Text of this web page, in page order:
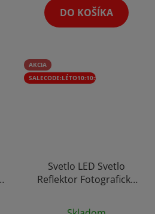
DO KOŠÍKA
AKCIA
SALECODE:LÉTO10:10:%
Svetlo LED Svetlo
Reflektor Fotografické
Svetielko s Nastavcom